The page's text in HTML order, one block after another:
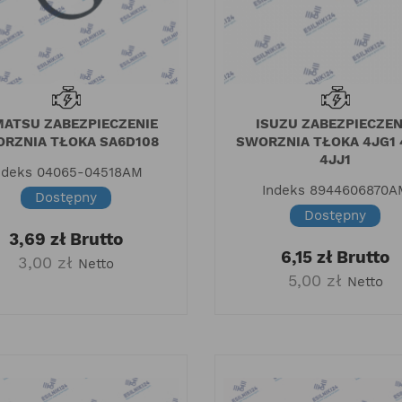
standardy OEM oraz
ISUZU 4HK1 - jakim
date_range 27 Lipiec 2023
ZABEZPIECZENIE
TŁOKA SA6D108
04065-04518AM
Dostępny
3,69 zł Brutto
3,00 zł Netto
ISUZU
SWORZNIA TŁOKA 4JG1
4JJ1
Indeks
Dostępny
6,15 zł Brutto
5,00 zł Netto